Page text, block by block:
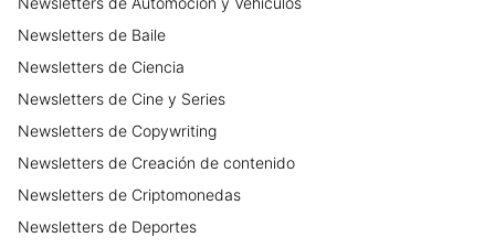
Newsletters de Baile
Newsletters de Ciencia
Newsletters de Cine y Series
Newsletters de Copywriting
Newsletters de Creación de contenido
Newsletters de Criptomonedas
Newsletters de Deportes